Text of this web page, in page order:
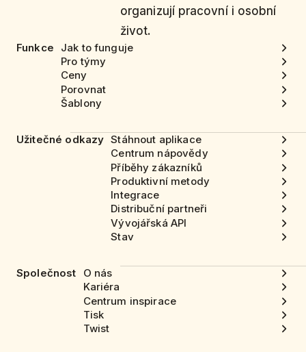
organizují pracovní i osobní
život.
Funkce
Jak to funguje
Pro týmy
Ceny
Porovnat
Šablony
Užitečné odkazy Stáhnout aplikace
Centrum nápovědy
Příběhy zákazníků
Produktivní metody
Integrace
Distribuční partneři
Vývojářská API
Stav
Společnost
O nás
Kariéra
Centrum inspirace
Tisk
Twist